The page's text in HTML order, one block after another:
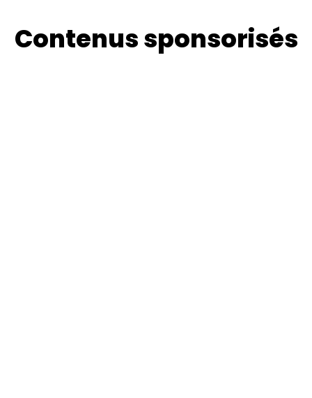
Contenus sponsorisés